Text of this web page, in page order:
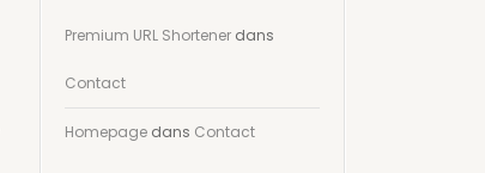
Premium URL Shortener dans
Contact
Homepage dans Contact